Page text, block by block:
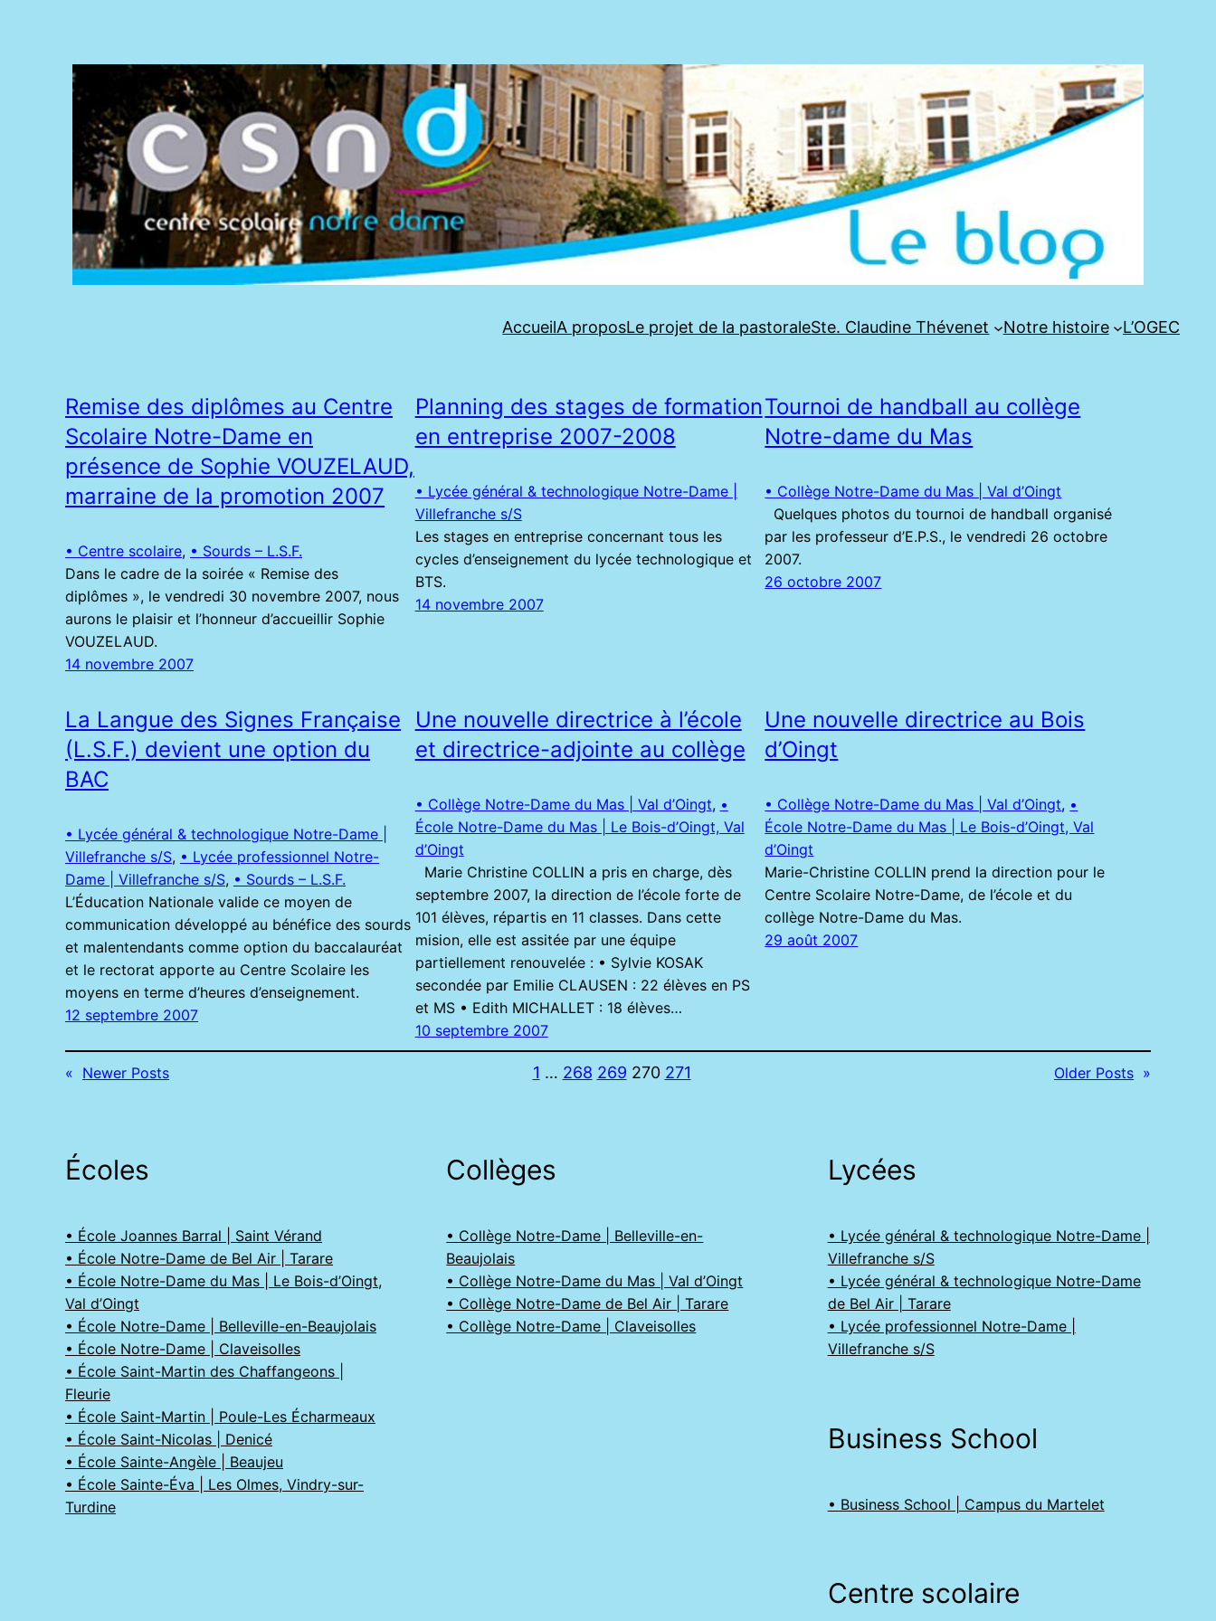
AccueilA proposLe projet de la pastoraleSte. Claudine Thévenet Notre histoire L’OGEC
Remise des diplômes au Centre
Scolaire Notre-Dame en
présence de Sophie VOUZELAUD,
marraine de la promotion 2007
• Centre scolaire, • Sourds – L.S.F.
Dans le cadre de la soirée « Remise des
diplômes », le vendredi 30 novembre 2007, nous
aurons le plaisir et l’honneur d’accueillir Sophie
VOUZELAUD.
14 novembre 2007
Planning des stages de formation
en entreprise 2007-2008
• Lycée général & technologique Notre-Dame |
Villefranche s/S
Les stages en entreprise concernant tous les
cycles d’enseignement du lycée technologique et
BTS.
14 novembre 2007
Tournoi de handball au collège
Notre-dame du Mas
• Collège Notre-Dame du Mas | Val d’Oingt
Quelques photos du tournoi de handball organisé
par les professeur d’E.P.S., le vendredi 26 octobre
2007.
26 octobre 2007
La Langue des Signes Française
(L.S.F.) devient une option du
BAC
• Lycée général & technologique Notre-Dame |
Villefranche s/S, • Lycée professionnel Notre-
Dame | Villefranche s/S, • Sourds – L.S.F.
L’Éducation Nationale valide ce moyen de
communication développé au bénéfice des sourds
et malentendants comme option du baccalauréat
et le rectorat apporte au Centre Scolaire les
moyens en terme d’heures d’enseignement.
12 septembre 2007
Une nouvelle directrice à l’école
et directrice-adjointe au collège
• Collège Notre-Dame du Mas | Val d’Oingt, •
École Notre-Dame du Mas | Le Bois-d’Oingt, Val
d’Oingt
Marie Christine COLLIN a pris en charge, dès
septembre 2007, la direction de l’école forte de
101 élèves, répartis en 11 classes. Dans cette
mision, elle est assitée par une équipe
partiellement renouvelée : • Sylvie KOSAK
secondée par Emilie CLAUSEN : 22 élèves en PS
et MS • Edith MICHALLET : 18 élèves…
10 septembre 2007
Une nouvelle directrice au Bois
d’Oingt
• Collège Notre-Dame du Mas | Val d’Oingt, •
École Notre-Dame du Mas | Le Bois-d’Oingt, Val
d’Oingt
Marie-Christine COLLIN prend la direction pour le
Centre Scolaire Notre-Dame, de l’école et du
collège Notre-Dame du Mas.
29 août 2007
« Newer Posts 1 … 268 269 270 271 Older Posts »
Écoles
• École Joannes Barral | Saint Vérand
• École Notre-Dame de Bel Air | Tarare
• École Notre-Dame du Mas | Le Bois-d’Oingt,
Val d’Oingt
• École Notre-Dame | Belleville-en-Beaujolais
• École Notre-Dame | Claveisolles
• École Saint-Martin des Chaffangeons |
Fleurie
• École Saint-Martin | Poule-Les Écharmeaux
• École Saint-Nicolas | Denicé
• École Sainte-Angèle | Beaujeu
• École Sainte-Éva | Les Olmes, Vindry-sur-
Turdine
Collèges
• Collège Notre-Dame | Belleville-en-
Beaujolais
• Collège Notre-Dame du Mas | Val d’Oingt
• Collège Notre-Dame de Bel Air | Tarare
• Collège Notre-Dame | Claveisolles
Lycées
• Lycée général & technologique Notre-Dame |
Villefranche s/S
• Lycée général & technologique Notre-Dame
de Bel Air | Tarare
• Lycée professionnel Notre-Dame |
Villefranche s/S
Business School
• Business School | Campus du Martelet
Centre scolaire